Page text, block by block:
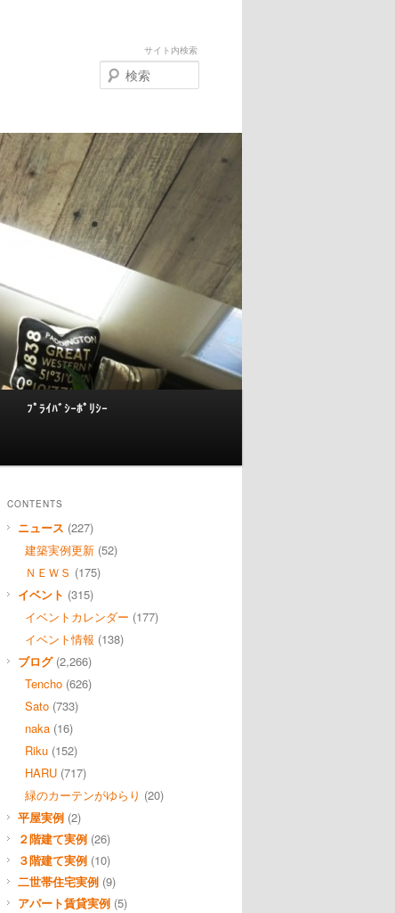
サイト内検索
ﾌﾟﾗｲﾊﾞｼｰﾎﾟﾘｼｰ
CONTENTS
ニュース (227)
建築実例更新 (52)
ＮＥＷＳ (175)
イベント (315)
イベントカレンダー (177)
イベント情報 (138)
ブログ(2,266)
Tencho (626)
Sato (733)
naka (16)
Riku (152)
HARU (717)
緑のカーテンがゆらり (20)
平屋実例 (2)
２階建て実例 (26)
３階建て実例 (10)
二世帯住宅実例 (9)
アパート賃貸実例 (5)